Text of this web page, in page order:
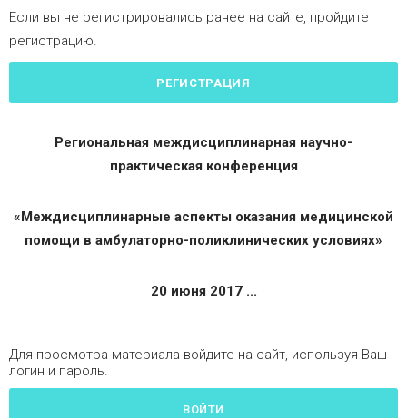
Если вы не регистрировались ранее на сайте, пройдите
регистрацию.
РЕГИСТРАЦИЯ
Региональная междисциплинарная научно-
практическая конференция
«Междисциплинарные аспекты оказания медицинской
помощи в амбулаторно-поликлинических условиях»
20 июня 2017 ...
Для просмотра материала войдите на сайт, используя Ваш
логин и пароль.
ВОЙТИ